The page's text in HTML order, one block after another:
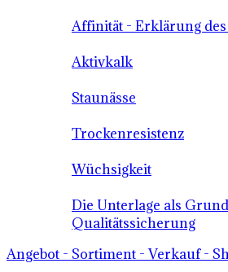
Affinität - Erklärung
Aktivkalk
Staunässe
Trockenresistenz
Wüchsigkeit
Die Unterlage als
Qualitätssicherung
Angebot - Sortiment - Verkauf -